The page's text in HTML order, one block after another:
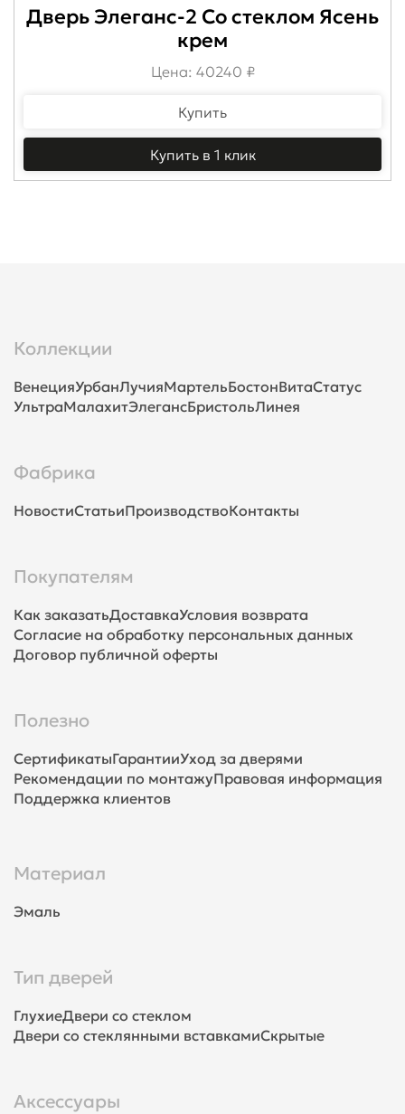
Дверь Элеганс-2 Со стеклом Ясень
крем
Цена: 40240 ₽
Купить
Купить в 1 клик
Коллекции
ВенецияУрбанЛучияМартельБостонВитаСтатус
УльтраМалахитЭлегансБристольЛинея
Фабрика
НовостиСтатьиПроизводствоКонтакты
Покупателям
Как заказатьДоставкаУсловия возврата
Согласие на обработку персональных данных
Договор публичной оферты
Полезно
СертификатыГарантииУход за дверями
Рекомендации по монтажуПравовая информация
Поддержка клиентов
Материал
Эмаль
Тип дверей
ГлухиеДвери со стеклом
Двери со стеклянными вставкамиСкрытые
Аксессуары